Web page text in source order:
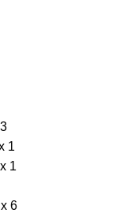
1
1
6